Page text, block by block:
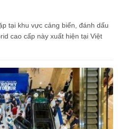
tại khu vực cảng biển, đánh dấu
cao cấp này xuất hiện tại Việt